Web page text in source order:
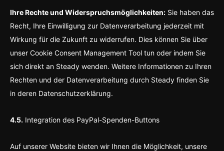
Ihre Rechte und Widerspruchsmöglichkeiten: Sie haben das
Recht, Ihre Einwilligung zur Datenverarbeitung jederzeit mit
Wirkung für die Zukunft zu widerrufen. Dies können Sie über
unser Cookie Consent Management Tool tun oder indem Sie
sich direkt an Steady wenden. Weitere Informationen zu Ihren
Rechten und der Datenverarbeitung durch Steady finden Sie
in deren Datenschutzerklärung.
4.5. Integration des PayPal-Spenden-Buttons
Auf unserer Website bieten wir Ihnen die Möglichkeit, unsere